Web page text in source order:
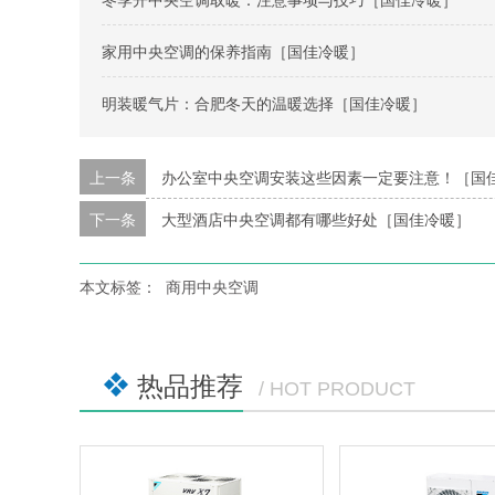
家用中央空调的保养指南［国佳冷暖］
明装暖气片：合肥冬天的温暖选择［国佳冷暖］
上一条
办公室中央空调安装这些因素一定要注意！［国
下一条
大型酒店中央空调都有哪些好处［国佳冷暖］
本文标签： 商用中央空调
热品推荐 / HOT PRODUCT